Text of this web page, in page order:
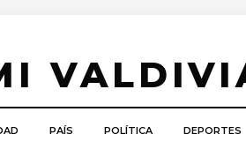
PAÍS POLÍTICA DEPORTES